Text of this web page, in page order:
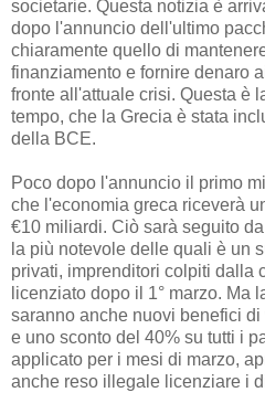
societarie. Questa notizia è
dopo l'annuncio dell'ultimo
chiaramente quello di
finanziamento e fornire denaro
fronte all'attuale crisi. Questa è
tempo, che la Grecia è stata
della BCE.
Poco dopo l'annuncio il primo
che l'economia greca riceverà
€10 miliardi. Ciò sarà seguito
la più notevole delle quali è un
privati, imprenditori colpiti dalla
licenziato dopo il 1° marzo. Ma
saranno anche nuovi benefici
e uno sconto del 40% su tutti i
applicato per i mesi di marzo,
anche reso illegale licenziare i